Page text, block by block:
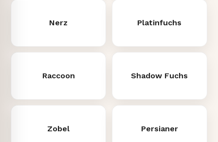
Nerz Platinfuchs
Raccoon Shadow Fuchs
Zobel Persianer